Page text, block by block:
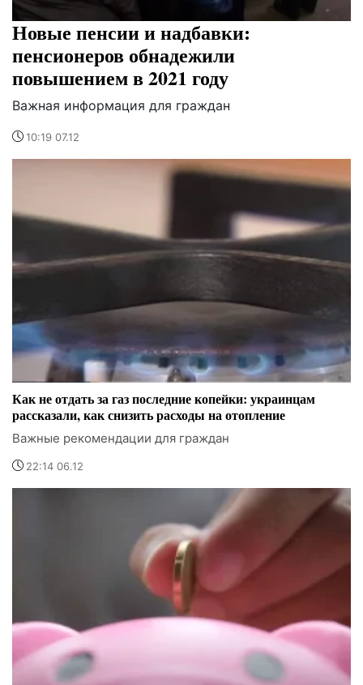
Новые пенсии и надбавки:
пенсионеров обнадежили
повышением в 2021 году
Важная информация для граждан
10:19 07.12
Как не отдать за газ последние копейки: украинцам
рассказали, как снизить расходы на отопление
Важные рекомендации для граждан
22:14 06.12